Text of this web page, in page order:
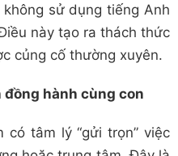
sử dụng tiếng Anh
này tạo ra thách thức
củng cố thường xuyên.
hành cùng con
có tâm lý “gửi trọn” việc